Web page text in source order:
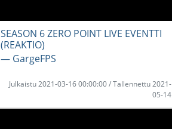
SEASON 6 ZERO POINT LIVE EVENTTI
(REAKTIO)
― GargeFPS
Julkaistu 2021-03-16 00:00:00 / Tallennettu 2021-
05-14